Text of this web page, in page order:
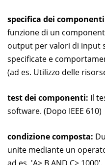
specifica dei
funzione di un
output per valori di input
specificate e
(ad es. Utilizzo delle
test dei componenti: Il
software. (Dopo IEEE 610)
condizione composta:
unite mediante un